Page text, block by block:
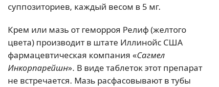
суппозиториев, каждый весом в 5 мг.
Крем или мазь от геморроя Релиф (желтого
цвета) производит в штате Иллинойс США
фармацевтическая компания «Сагмел
Инкорпарейшн». В виде таблеток этот препарат
не встречается. Мазь расфасовывают в тубы